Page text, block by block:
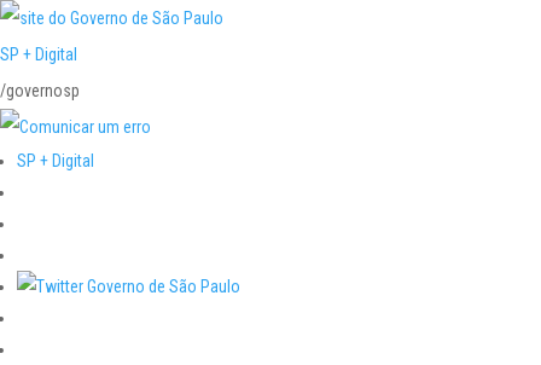
SP + Digital
/governosp
SP + Digital